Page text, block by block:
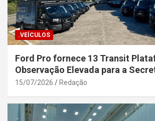
.VEÍCULOS
Ford Pro fornece 13 Transit
Observação Elevada para a
Segurança Pública da Bahia
15/07/2026 Redação